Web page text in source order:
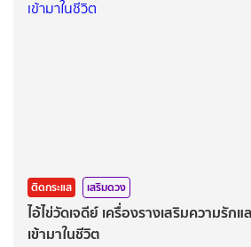
ติดกระแส เสริมดวง
ไอ้ไข่วัดเจดีย์ เครื่องรางเสริมความรัก
เข้ามาในชีวิต